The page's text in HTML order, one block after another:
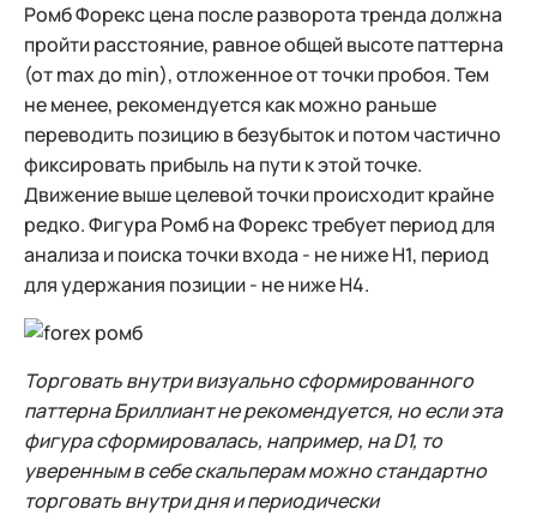
Ромб Форекс цена после разворота тренда должна
пройти расстояние, равное общей высоте паттерна
(от max до min), отложенное от точки пробоя. Тем
не менее, рекомендуется как можно раньше
переводить позицию в безубыток и потом частично
фиксировать прибыль на пути к этой точке.
Движение выше целевой точки происходит крайне
редко. Фигура Ромб на Форекс требует период для
анализа и поиска точки входа - не ниже H1, период
для удержания позиции - не ниже H4.
Торговать внутри визуально сформированного
паттерна Бриллиант не рекомендуется, но если эта
фигура сформировалась, например, на D1, то
уверенным в себе скальперам можно стандартно
торговать внутри дня и периодически